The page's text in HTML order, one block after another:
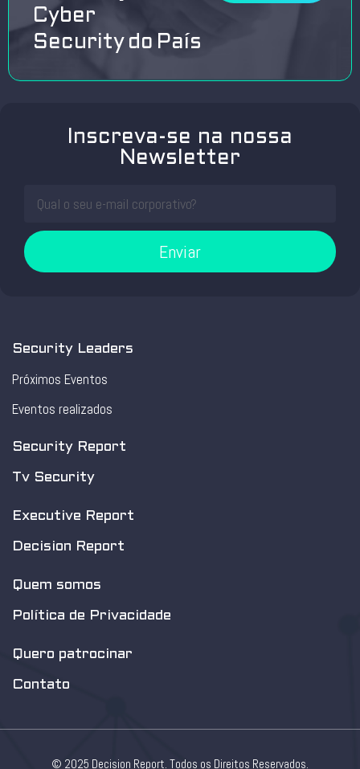
Cyber
Security do País
Inscreva-se na nossa
Newsletter
Enviar
Security Leaders
Próximos Eventos
Eventos realizados
Security Report
Tv Security
Executive Report
Decision Report
Quem somos
Política de Privacidade
Quero patrocinar
Contato
© 2025 Decision Report. Todos os Direitos Reservados.